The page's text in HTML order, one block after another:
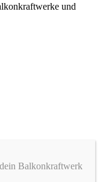
und
Balkonkraftwerk